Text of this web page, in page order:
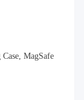
MagSafe